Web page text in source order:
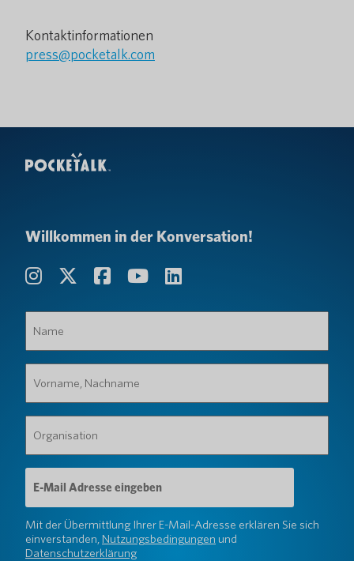
Kontaktinformationen
press@pocketalk.com
Willkommen in der Konversation!
(erforderlich)
Nachname
(erforderlich)
(erforderlich)
E-
Mail-
Adresse
(erforderlich)
Mit der Übermittlung Ihrer E-Mail-Adresse erklären Sie sich
einverstanden, Nutzungsbedingungen und
Datenschutzerklärung